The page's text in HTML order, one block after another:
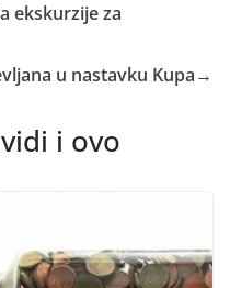
ekskurzije za
u nastavku Kupa→
i ovo